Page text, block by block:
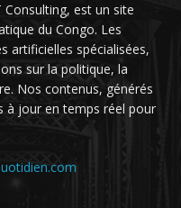
est un site
du Congo. Les
artificielles spécialisées,
sur la politique, la
Nos contenus, générés
à jour en temps réel pour